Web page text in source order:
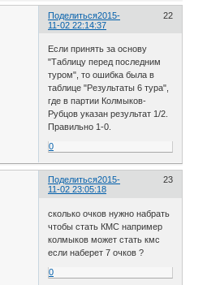
Поделиться 22
2015-
11-02 22:14:37
Если принять за основу
"Таблицу перед последним
туром", то ошибка была в
таблице "Результаты 6 тура",
где в партии Колмыков-
Рубцов указан результат 1/2.
Правильно 1-0.
0
Поделиться 23
2015-
11-02 23:05:18
сколько очков нужно набрать
чтобы стать КМС например
колмыков может стать кмс
если наберет 7 очков ?
0